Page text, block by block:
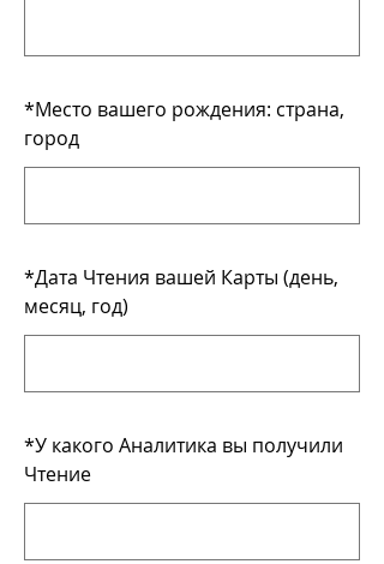
*Место вашего рождения: страна,
город
*Дата Чтения вашей Карты (день,
месяц, год)
*У какого Аналитика вы получили
Чтение